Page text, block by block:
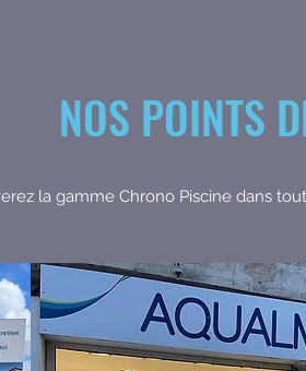
NOS POINTS
la gamme Chrono Piscine dans